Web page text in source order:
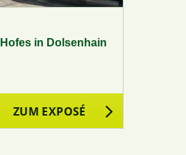
in Dolsenhain
ZUM EXPOSÉ